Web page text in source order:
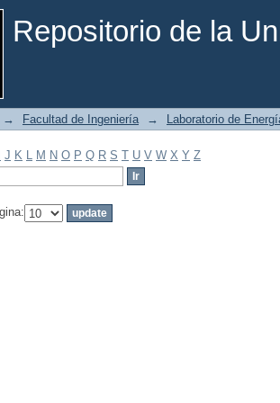
Repositorio de la
Materia
→ Facultad de Ingeniería → Laboratorio de
J K L M N O P Q R S T U V W X Y Z